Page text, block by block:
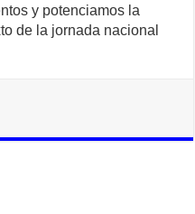
y potenciamos la
de la jornada nacional